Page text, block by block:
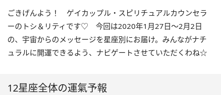
ごきげんよう！ ゲイカップル・スピリチュアルカウンセラ
ーのトシ＆リティです♡ 今回は2020年1月27日～2月2日
の、宇宙からのメッセージを星座別にお届け。みんながナチ
ュラルに開運できるよう、ナビゲートさせていただくわね☆
12星座全体の運氣予報